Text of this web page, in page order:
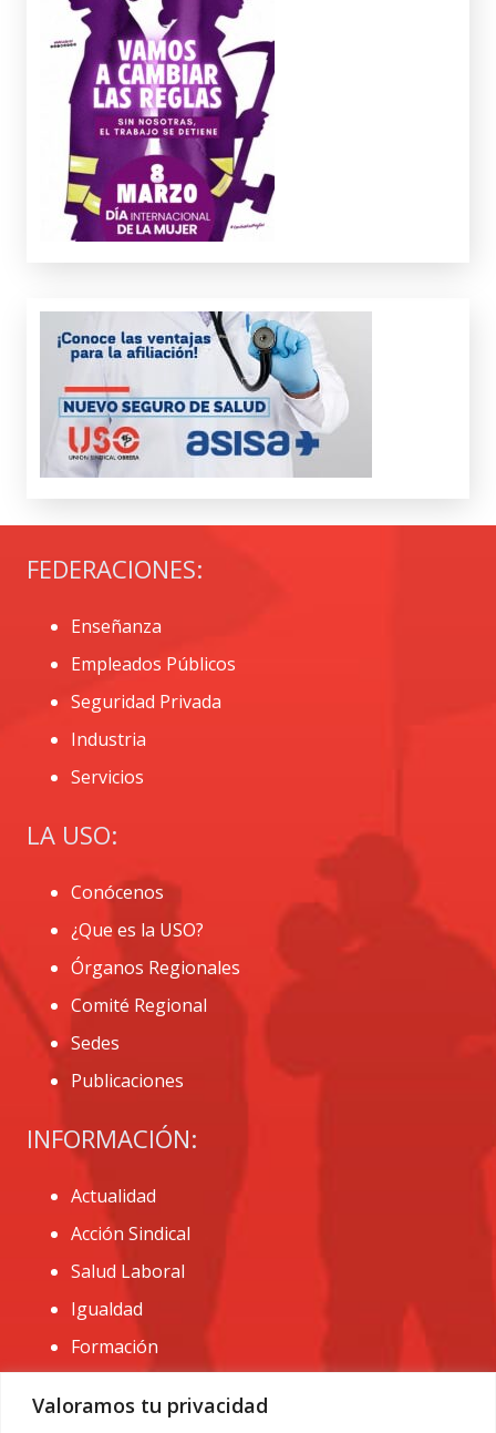
Valoramos tu privacidad
FEDERACIONES:
Enseñanza
Empleados Públicos
Seguridad Privada
Industria
Servicios
LA USO:
Conócenos
¿Que es la USO?
Órganos Regionales
Comité Regional
Sedes
Publicaciones
INFORMACIÓN:
Actualidad
Acción Sindical
Salud Laboral
Igualdad
Formación
CONTACTO: